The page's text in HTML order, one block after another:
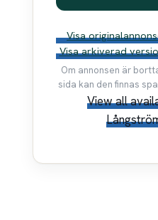
Visa
Visa arkiverad
Om annonsen är
sida kan den finnas
View all